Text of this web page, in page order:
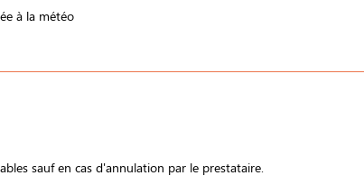
à la météo
sauf en cas d'annulation par le prestataire.